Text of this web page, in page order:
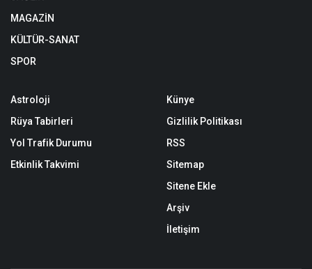
MAGAZİN
KÜLTÜR-SANAT
SPOR
Astroloji
Rüya Tabirleri
Yol Trafik Durumu
Etkinlik Takvimi
Künye
Gizlilik Politikası
RSS
Sitemap
Sitene Ekle
Arşiv
İletişim